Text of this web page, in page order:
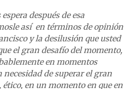
después de esa
así en términos de opinión
y la desilusión que usted
el gran desafío del momento,
en momentos
necesidad de superar el gran
en un momento en que en